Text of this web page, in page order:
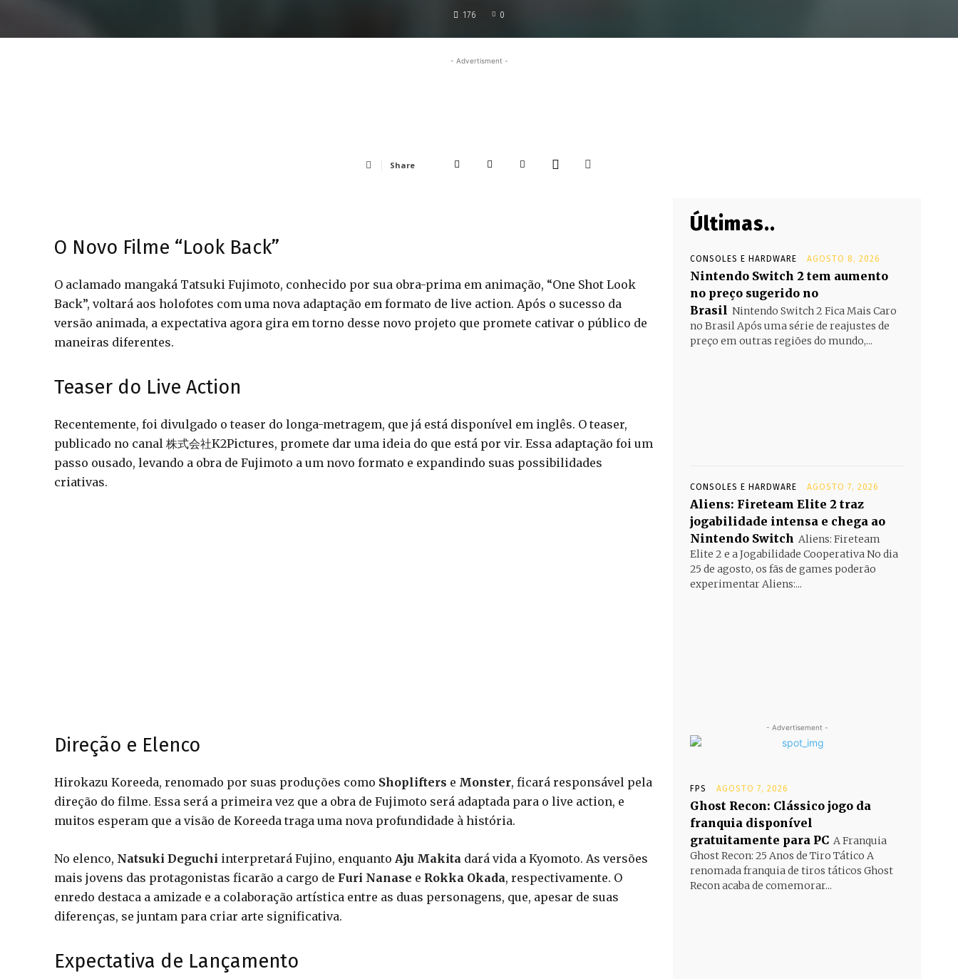
176 0
- Advertisment -
Share
O Novo Filme “Look Back”
O aclamado mangaká Tatsuki Fujimoto, conhecido por sua obra-prima em animação, “One Shot Look
Back”, voltará aos holofotes com uma nova adaptação em formato de live action. Após o sucesso da
versão animada, a expectativa agora gira em torno desse novo projeto que promete cativar o público de
maneiras diferentes.
Teaser do Live Action
Recentemente, foi divulgado o teaser do longa-metragem, que já está disponível em inglês. O teaser,
publicado no canal 株式会社K2Pictures, promete dar uma ideia do que está por vir. Essa adaptação foi um
passo ousado, levando a obra de Fujimoto a um novo formato e expandindo suas possibilidades
criativas.
Direção e Elenco
Hirokazu Koreeda, renomado por suas produções como Shoplifters e Monster, ficará responsável pela
direção do filme. Essa será a primeira vez que a obra de Fujimoto será adaptada para o live action, e
muitos esperam que a visão de Koreeda traga uma nova profundidade à história.
No elenco, Natsuki Deguchi interpretará Fujino, enquanto Aju Makita dará vida a Kyomoto. As versões
mais jovens das protagonistas ficarão a cargo de Furi Nanase e Rokka Okada, respectivamente. O
enredo destaca a amizade e a colaboração artística entre as duas personagens, que, apesar de suas
diferenças, se juntam para criar arte significativa.
Expectativa de Lançamento
Últimas..
CONSOLES E HARDWARE AGOSTO 8, 2026
Nintendo Switch 2 tem aumento
no preço sugerido no
Brasil Nintendo Switch 2 Fica Mais Caro
no Brasil Após uma série de reajustes de
preço em outras regiões do mundo,...
CONSOLES E HARDWARE AGOSTO 7, 2026
Aliens: Fireteam Elite 2 traz
jogabilidade intensa e chega ao
Nintendo Switch Aliens: Fireteam
Elite 2 e a Jogabilidade Cooperativa No dia
25 de agosto, os fãs de games poderão
experimentar Aliens:...
- Advertisement -
FPS AGOSTO 7, 2026
Ghost Recon: Clássico jogo da
franquia disponível
gratuitamente para PC A Franquia
Ghost Recon: 25 Anos de Tiro Tático A
renomada franquia de tiros táticos Ghost
Recon acaba de comemorar...